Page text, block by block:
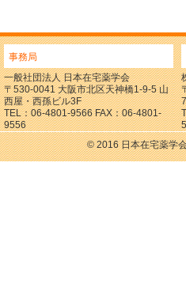
事務局
一般社団法人 日本在宅薬学会
〒530-0041 大阪市北区天神橋1-9-5 山
西屋・西孫ビル3F
TEL：06-4801-9566 FAX：06-4801-
9556
© 2016 日本在宅薬学